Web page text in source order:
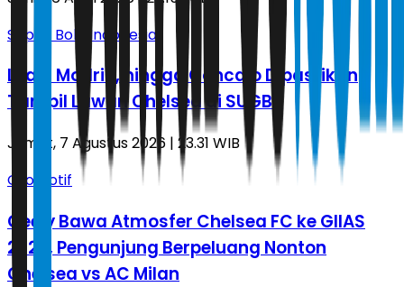
Sepak Bola Indonesia
Leao, Modric, hingga Goncalo Dipastikan
Tampil Lawan Chelsea di SUGBK
Jumat, 7 Agustus 2026 | 23.31 WIB
Otomotif
Geely Bawa Atmosfer Chelsea FC ke GIIAS
2026, Pengunjung Berpeluang Nonton
Chelsea vs AC Milan